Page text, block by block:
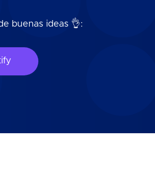
buenas ideas 👌: